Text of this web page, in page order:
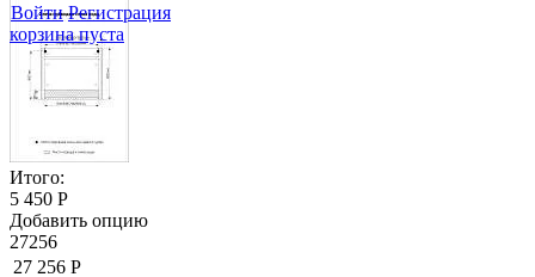
Войти Регистрация
корзина пуста
Итого:
5 450 Р
Добавить опцию
27256
27 256 Р